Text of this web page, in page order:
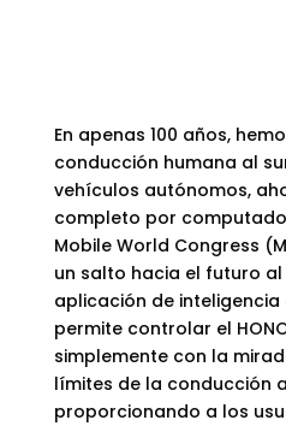
En apenas 100 años,
conducción humana al
vehículos autónomos,
completo por
Mobile World Congress
un salto hacia el futuro
aplicación de
permite controlar el
simplemente con la
límites de la conducción
proporcionando a los